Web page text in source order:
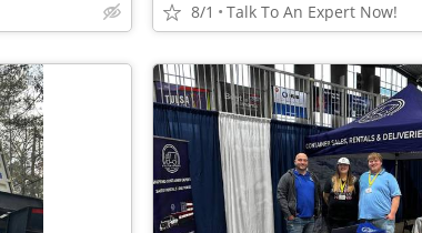
8/1 Talk To An Expert Now!